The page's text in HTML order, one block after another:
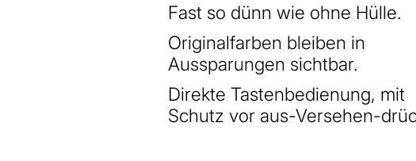
Fast so dünn wie ohne Hülle.
Originalfarben bleiben in
Aussparungen sichtbar.
Direkte Tastenbedienung, mit
Schutz vor aus-Versehen-